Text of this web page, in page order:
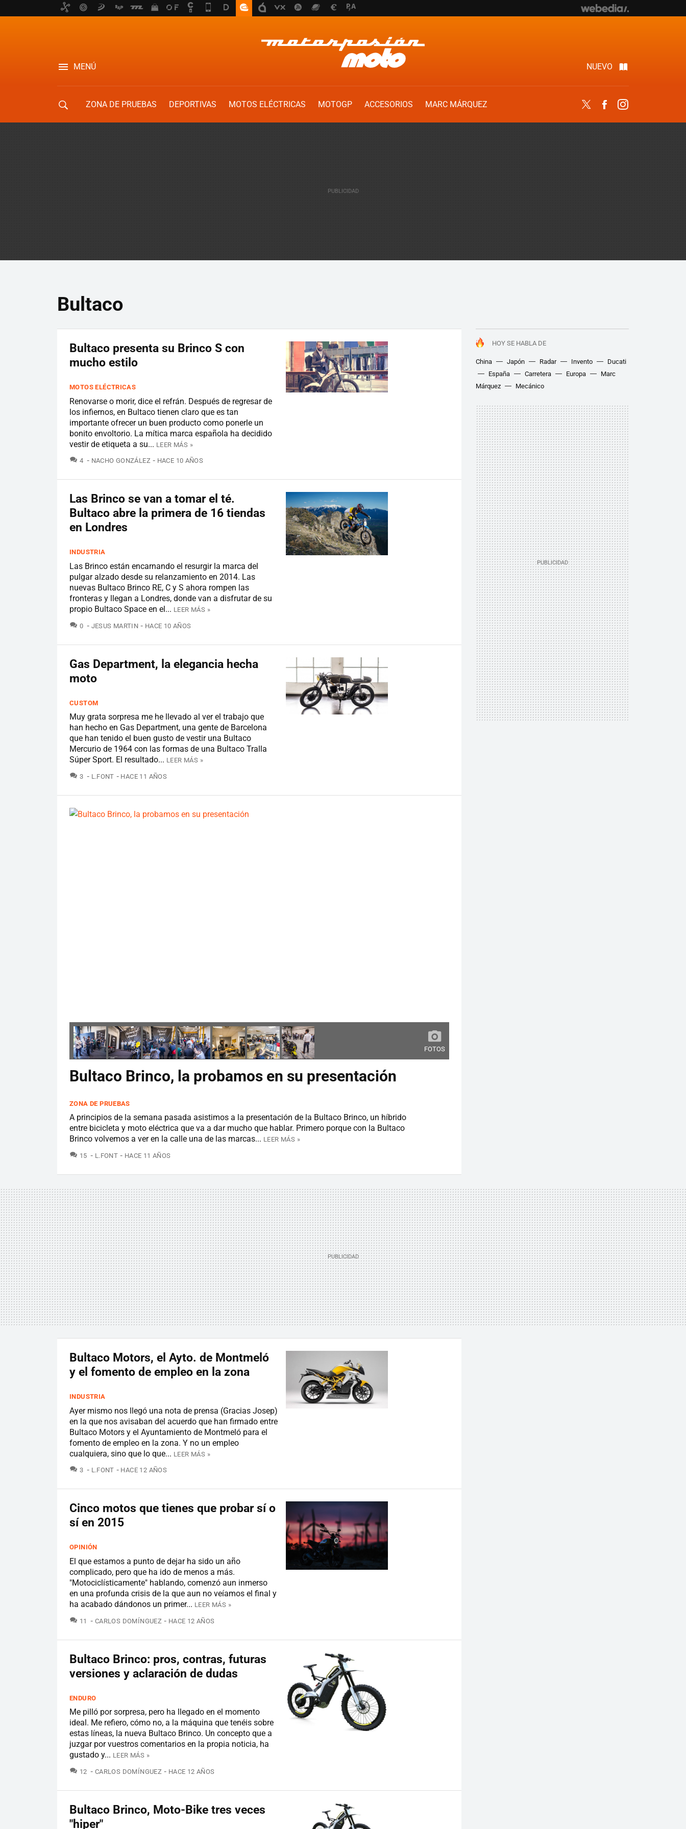
MENÚ NUEVO
ZONA DE PRUEBAS DEPORTIVAS MOTOS ELÉCTRICAS MOTOGP ACCESORIOS
MARC MÁRQUEZ
Twitter Facebook
Bultaco
HOY SE HABLA DE
China Japón Radar Invento
Ducati
España
Carretera Europa
Marc
Márquez
Mecánico
Bultaco presenta su Brinco S con
mucho estilo
MOTOS ELÉCTRICAS
Renovarse o morir, dice el refrán. Después de regresar de
los infiernos, en Bultaco tienen claro que es tan
importante ofrecer un buen producto como ponerle un
bonito envoltorio. La mítica marca española ha decidido
vestir de etiqueta a su... LEER MÁS »
4 COMENTARIOS
NACHO GONZÁLEZ HACE 10 AÑOS
Las Brinco se van a tomar el té.
Bultaco abre la primera de 16 tiendas
en Londres
INDUSTRIA
Las Brinco están encarnando el resurgir la marca del
pulgar alzado desde su relanzamiento en 2014. Las
nuevas Bultaco Brinco RE, C y S ahora rompen las
fronteras y llegan a Londres, donde van a disfrutar de su
propio Bultaco Space en el... LEER MÁS »
0 COMENTARIOS
JESUS MARTIN HACE 10 AÑOS
Gas Department, la elegancia hecha
moto
CUSTOM
Muy grata sorpresa me he llevado al ver el trabajo que
han hecho en Gas Department, una gente de Barcelona
que han tenido el buen gusto de vestir una Bultaco
Mercurio de 1964 con las formas de una Bultaco Tralla
Súper Sport. El resultado... LEER MÁS »
3 COMENTARIOS
L.FONT HACE 11 AÑOS
FOTOS
Bultaco Brinco, la probamos en su presentación
ZONA DE PRUEBAS
A principios de la semana pasada asistimos a la presentación de la Bultaco Brinco, un híbrido
entre bicicleta y moto eléctrica que va a dar mucho que hablar. Primero porque con la Bultaco
Brinco volvemos a ver en la calle una de las marcas... LEER MÁS »
15 COMENTARIOS
L.FONT HACE 11 AÑOS
Bultaco Motors, el Ayto. de Montmeló
y el fomento de empleo en la zona
INDUSTRIA
Ayer mismo nos llegó una nota de prensa (Gracias Josep)
en la que nos avisaban del acuerdo que han firmado entre
Bultaco Motors y el Ayuntamiento de Montmeló para el
fomento de empleo en la zona. Y no un empleo
cualquiera, sino que lo que... LEER MÁS »
3 COMENTARIOS
L.FONT HACE 12 AÑOS
Cinco motos que tienes que probar sí o
sí en 2015
OPINIÓN
El que estamos a punto de dejar ha sido un año
complicado, pero que ha ido de menos a más.
"Motociclísticamente" hablando, comenzó aun inmerso
en una profunda crisis de la que aun no veíamos el final y
ha acabado dándonos un primer... LEER MÁS »
11 COMENTARIOS
CARLOS DOMÍNGUEZ HACE 12 AÑOS
Bultaco Brinco: pros, contras, futuras
versiones y aclaración de dudas
ENDURO
Me pilló por sorpresa, pero ha llegado en el momento
ideal. Me refiero, cómo no, a la máquina que tenéis sobre
estas líneas, la nueva Bultaco Brinco. Un concepto que a
juzgar por vuestros comentarios en la propia noticia, ha
gustado y... LEER MÁS »
12 COMENTARIOS
CARLOS DOMÍNGUEZ HACE 12 AÑOS
Bultaco Brinco, Moto-Bike tres veces
"hiper"